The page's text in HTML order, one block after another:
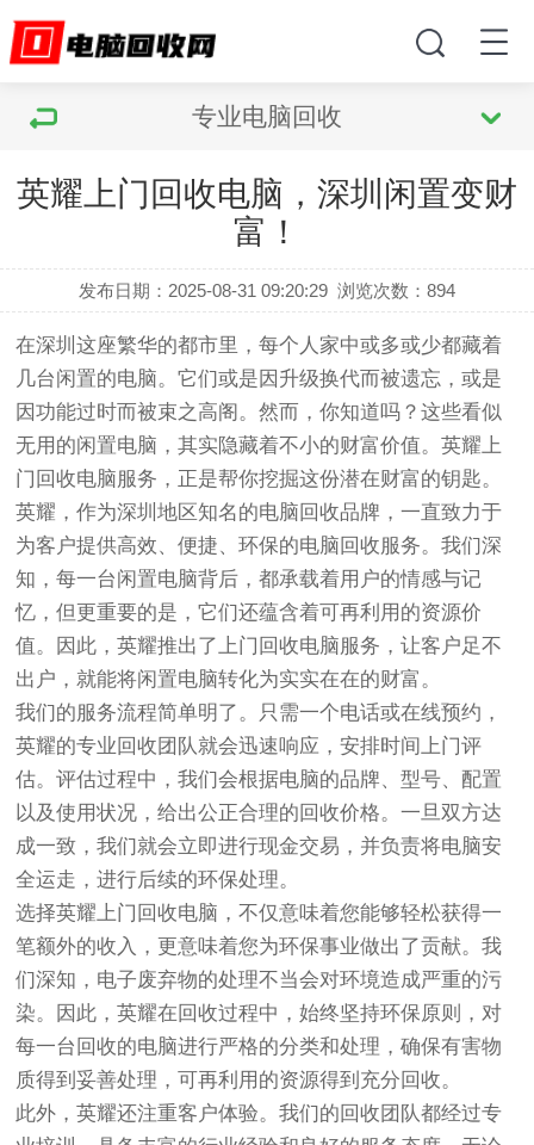
专业电脑回收
英耀上门回收电脑，深圳闲置变财
富！
发布日期：2025-08-31 09:20:29 浏览次数：894
在深圳这座繁华的都市里，每个人家中或多或少都藏着
几台闲置的电脑。它们或是因升级换代而被遗忘，或是
因功能过时而被束之高阁。然而，你知道吗？这些看似
无用的闲置电脑，其实隐藏着不小的财富价值。英耀上
门回收电脑服务，正是帮你挖掘这份潜在财富的钥匙。
英耀，作为深圳地区知名的电脑回收品牌，一直致力于
为客户提供高效、便捷、环保的电脑回收服务。我们深
知，每一台闲置电脑背后，都承载着用户的情感与记
忆，但更重要的是，它们还蕴含着可再利用的资源价
值。因此，英耀推出了上门回收电脑服务，让客户足不
出户，就能将闲置电脑转化为实实在在的财富。
我们的服务流程简单明了。只需一个电话或在线预约，
英耀的专业回收团队就会迅速响应，安排时间上门评
估。评估过程中，我们会根据电脑的品牌、型号、配置
以及使用状况，给出公正合理的回收价格。一旦双方达
成一致，我们就会立即进行现金交易，并负责将电脑安
全运走，进行后续的环保处理。
选择英耀上门回收电脑，不仅意味着您能够轻松获得一
笔额外的收入，更意味着您为环保事业做出了贡献。我
们深知，电子废弃物的处理不当会对环境造成严重的污
染。因此，英耀在回收过程中，始终坚持环保原则，对
每一台回收的电脑进行严格的分类和处理，确保有害物
质得到妥善处理，可再利用的资源得到充分回收。
此外，英耀还注重客户体验。我们的回收团队都经过专